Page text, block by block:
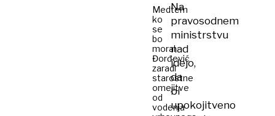
Medtem
ko
se
bo
moral
Đorđević
zaradi
starostne
omejitve
od
vodenja
Na
pravosodnem
ministrstvu
nad
idejo,
da
bi
upokojitveno